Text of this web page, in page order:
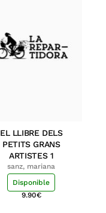
EL LLIBRE DELS
PETITS GRANS
ARTISTES 1
sanz, mariana
Disponible
9.90€